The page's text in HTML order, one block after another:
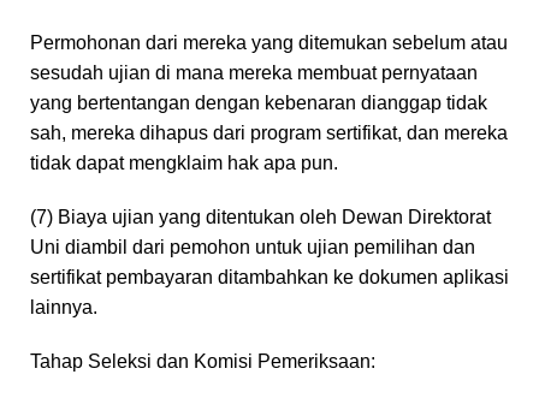
Permohonan dari mereka yang ditemukan sebelum atau
sesudah ujian di mana mereka membuat pernyataan
yang bertentangan dengan kebenaran dianggap tidak
sah, mereka dihapus dari program sertifikat, dan mereka
tidak dapat mengklaim hak apa pun.
(7) Biaya ujian yang ditentukan oleh Dewan Direktorat
Uni diambil dari pemohon untuk ujian pemilihan dan
sertifikat pembayaran ditambahkan ke dokumen aplikasi
lainnya.
Tahap Seleksi dan Komisi Pemeriksaan: